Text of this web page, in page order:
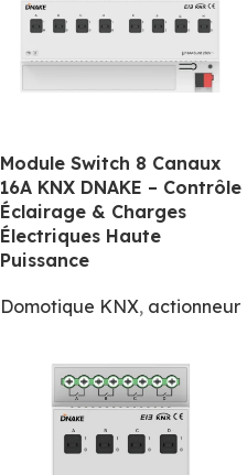
Module Switch 8 Canaux
16A KNX DNAKE – Contrôle
Éclairage & Charges
Électriques Haute
Puissance
Domotique KNX, actionneur